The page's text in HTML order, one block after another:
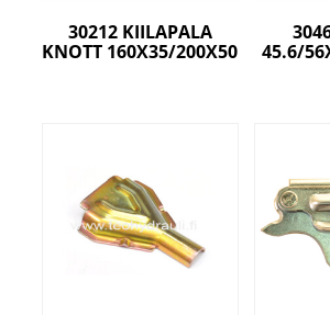
30212 KIILAPALA
KNOTT 160X35/200X50
45.6/